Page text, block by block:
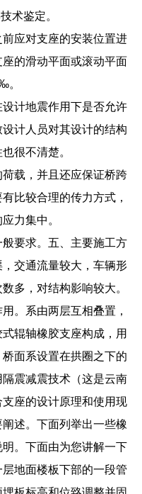
术鉴定。
应对支座的安装位置进
的滑动平面或滚动平面
。
计地震作用下是否允许
计人员对其设计的结构
很不清楚。
载，并且还应保证桥跨
比较合理的传力方式，
力集中。
要求。五、主要施工方
交通流量较大，车辆形
多，对结构影响较大。
。系由两层互相叠置，
辊轴橡胶支座构成，用
面系设置在拱圈之下的
震减震技术（这是云南
座的设计原理和使用现
述。下面列举出一些橡
。下面由为您讲解一下
地面楼板下部的一段管